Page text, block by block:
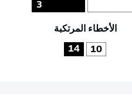
3
الأخطاء المرتكبة
10
14